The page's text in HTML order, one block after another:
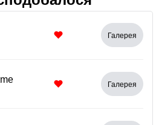
Галерея
Галерея